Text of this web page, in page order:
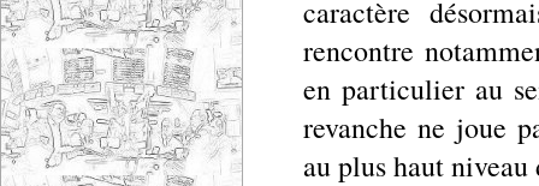
caractère
rencontre
en particulier au
revanche ne joue
au plus haut